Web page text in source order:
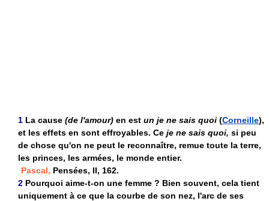
1 La cause (de l'amour) en est un je ne sais quoi (Corneille),
et les effets en sont effroyables. Ce je ne sais quoi, si peu
de chose qu'on ne peut le reconnaître, remue toute la terre,
les princes, les armées, le monde entier.
Pascal, Pensées, II, 162.
2 Pourquoi aime-t-on une femme ? Bien souvent, cela tient
uniquement à ce que la courbe de son nez, l'arc de ses